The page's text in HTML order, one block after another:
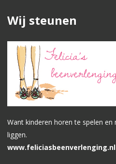
Wij steunen
Want kinderen horen te spelen en
liggen.
www.feliciasbeenverlenging.nl